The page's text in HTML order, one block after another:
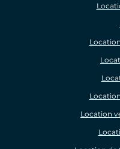
Location